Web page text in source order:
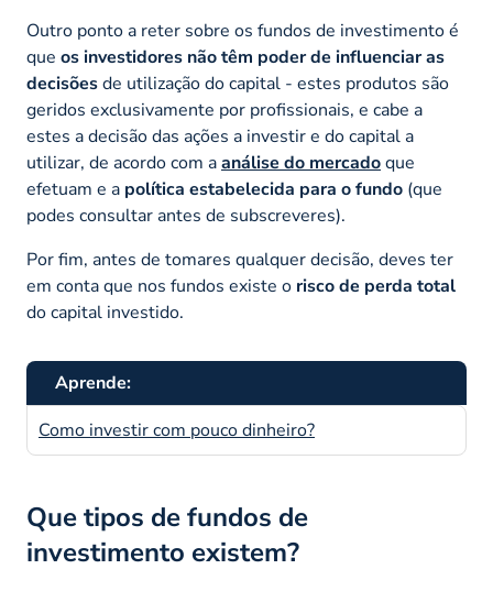
Outro ponto a reter sobre os fundos de investimento é
que os investidores não têm poder de influenciar as
decisõesde utilização do capital - estes produtos são
geridos exclusivamente por profissionais, e cabe a
estes a decisão das ações a investir e do capital a
utilizar, de acordo com aanálise do mercadoque
efetuam e a política estabelecida para o fundo (que
podes consultar antes de subscreveres).
Por fim, antes de tomares qualquer decisão, deves ter
em conta que nos fundos existe o risco de perda total
do capital investido.
Aprende:
Como investir com pouco dinheiro?
Que tipos de fundos de
investimento existem?